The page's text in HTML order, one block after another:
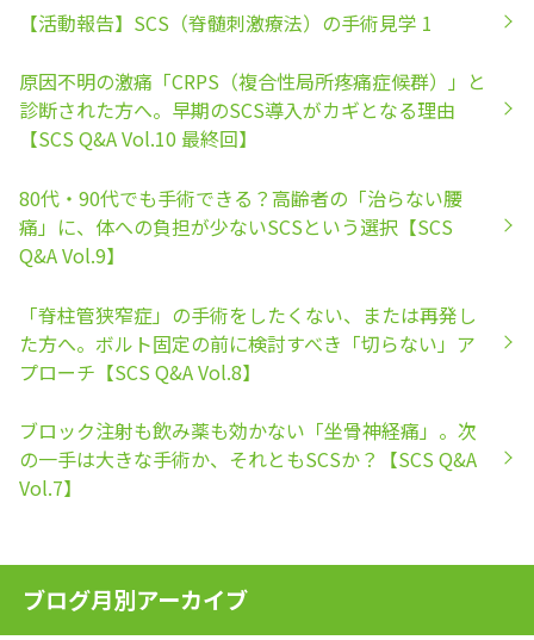
【活動報告】SCS（脊髄刺激療法）の手術見学 1
原因不明の激痛「CRPS（複合性局所疼痛症候群）」と
診断された方へ。早期のSCS導入がカギとなる理由
【SCS Q&A Vol.10 最終回】
80代・90代でも手術できる？高齢者の「治らない腰
痛」に、体への負担が少ないSCSという選択【SCS
Q&A Vol.9】
「脊柱管狭窄症」の手術をしたくない、または再発し
た方へ。ボルト固定の前に検討すべき「切らない」ア
プローチ【SCS Q&A Vol.8】
ブロック注射も飲み薬も効かない「坐骨神経痛」。次
の一手は大きな手術か、それともSCSか？【SCS Q&A
Vol.7】
ブログ月別アーカイブ